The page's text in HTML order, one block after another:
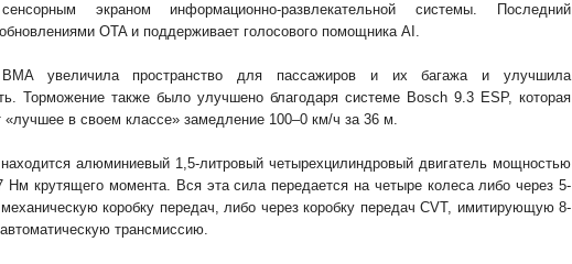
экраном информационно-развлекательной системы. Последний
OTA и поддерживает голосового помощника AI.
увеличила пространство для пассажиров и их багажа и улучшила
Торможение также было улучшено благодаря системе Bosch 9.3 ESP, которая
«лучшее в своем классе» замедление 100–0 км/ч за 36 м.
алюминиевый 1,5-литровый четырехцилиндровый двигатель мощностью
Нм крутящего момента. Вся эта сила передается на четыре колеса либо через 5-
коробку передач, либо через коробку передач CVT, имитирующую 8-
трансмиссию.